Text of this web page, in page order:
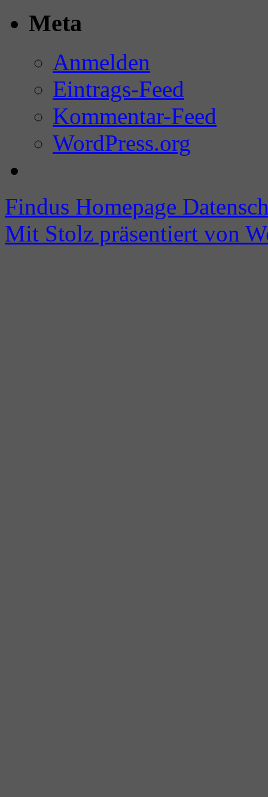
Meta
Anmelden
Eintrags-Feed
Kommentar-Feed
WordPress.org
Findus Homepage
Mit Stolz präsentiert von